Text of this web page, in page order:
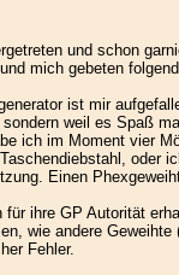
und schon
mich gebeten
ist mir
weil es Spaß
ich im Moment vier
oder
Einen
für ihre GP Autorität
wie andere
Fehler.